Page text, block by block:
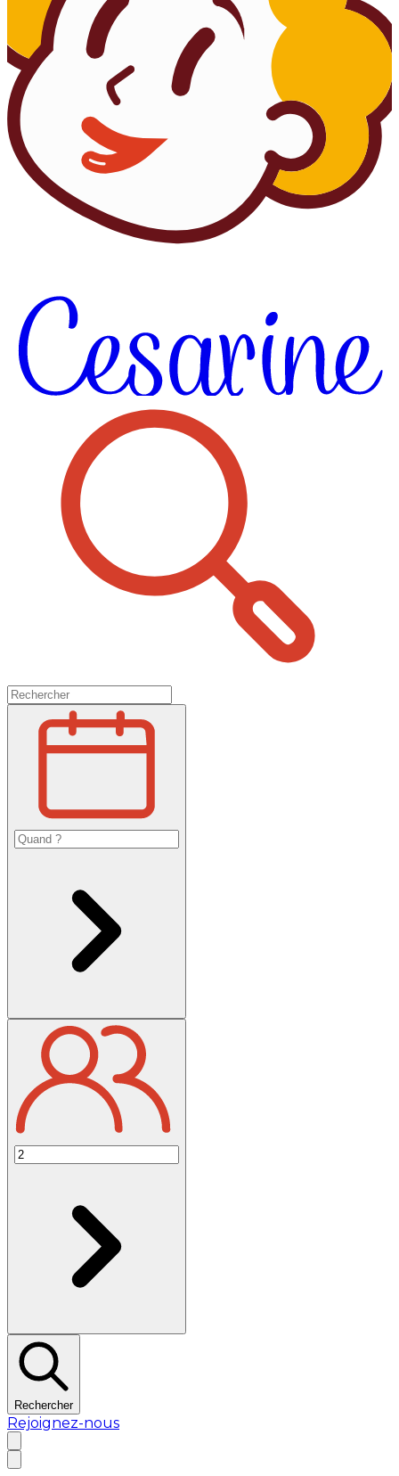
Rechercher
Rejoignez-nous